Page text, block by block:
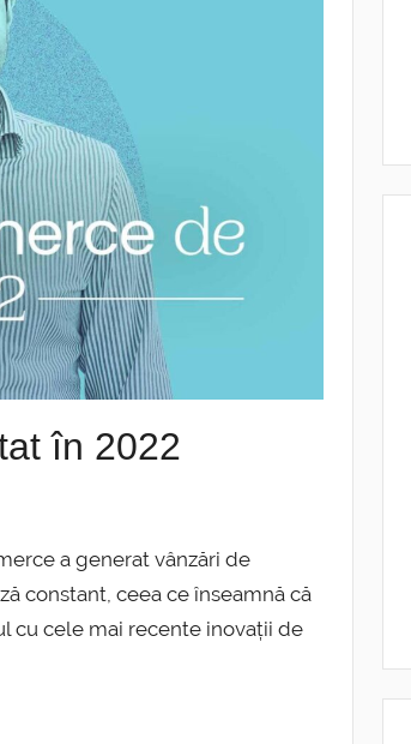
în 2022
a generat vânzări de
constant, ceea ce înseamnă că
cu cele mai recente inovații de